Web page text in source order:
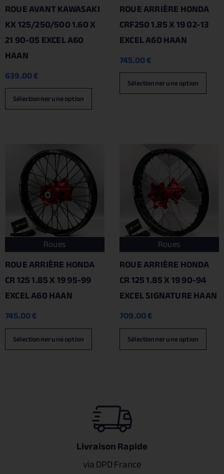
ROUE AVANT KAWASAKI
KX 125/250/500 1.60 X
21 90-05 EXCEL A60
HAAN
639.00€
Sélectionner une option
ROUE ARRIÈRE HONDA
CRF250 1.85 X 19 02-13
EXCEL A60 HAAN
745.00€
Sélectionner une option
Roues
ROUE ARRIÈRE HONDA
CR 125 1.85 X 19 95-99
EXCEL A60 HAAN
745.00€
Sélectionner une option
Roues
ROUE ARRIÈRE HONDA
CR 125 1.85 X 19 90-94
EXCEL SIGNATURE HAAN
709.00€
Sélectionner une option
Livraison Rapide
via DPD France